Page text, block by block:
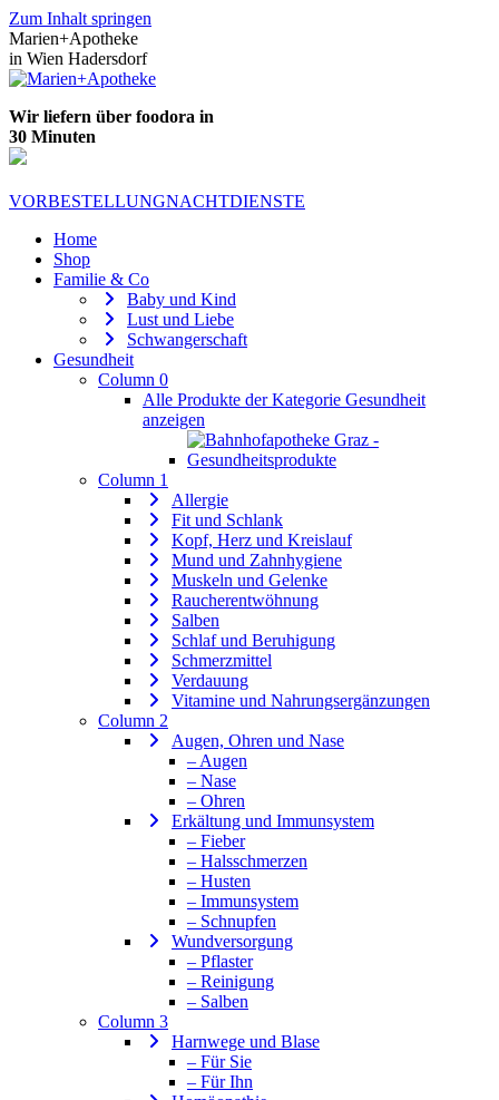
Zum Inhalt springen
Marien+Apotheke
in Wien Hadersdorf
Wir liefern über foodora in
30 Minuten
VORBESTELLUNGNACHTDIENSTE
Home
Shop
Familie & Co
Baby und Kind
Lust und Liebe
Schwangerschaft
Gesundheit
Column 0
Alle Produkte der Kategorie Gesundheit
anzeigen
Column 1
Allergie
Fit und Schlank
Kopf, Herz und Kreislauf
Mund und Zahnhygiene
Muskeln und Gelenke
Raucherentwöhnung
Salben
Schlaf und Beruhigung
Schmerzmittel
Verdauung
Vitamine und Nahrungsergänzungen
Column 2
Augen, Ohren und Nase
– Augen
– Nase
– Ohren
Erkältung und Immunsystem
– Fieber
– Halsschmerzen
– Husten
– Immunsystem
– Schnupfen
Wundversorgung
– Pflaster
– Reinigung
– Salben
Column 3
Harnwege und Blase
– Für Sie
– Für Ihn